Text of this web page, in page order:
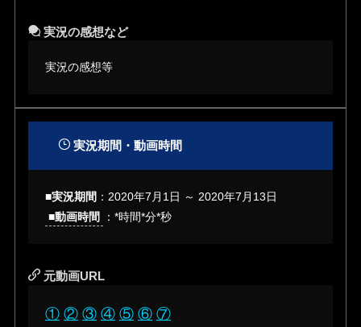
実況の感想など
実況の感想等
実況期間・動画時間
■実況期間 ：2020年7月1日 ～ 2020年7月13日
■動画時間
：*時間*分*秒
元動画URL
① ② ③ ④ ⑤ ⑥ ⑦